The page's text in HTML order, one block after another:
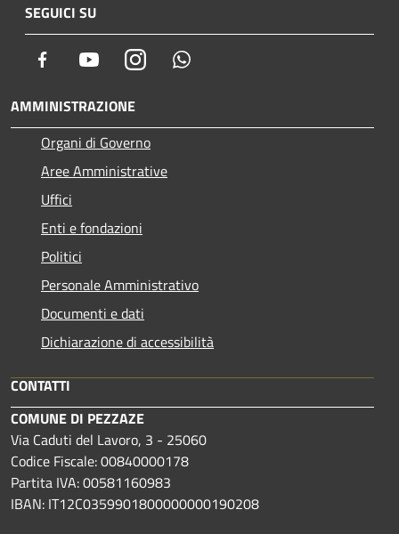
SEGUICI SU
Facebook YoutubeInstagram
AMMINISTRAZIONE
Organi di Governo
Aree Amministrative
Uffici
Enti e fondazioni
Politici
Personale Amministrativo
Documenti e dati
Dichiarazione di accessibilità
CONTATTI
COMUNE DI PEZZAZE
Via Caduti del Lavoro, 3 - 25060
Codice Fiscale: 00840000178
Partita IVA: 00581160983
IBAN: IT12C0359901800000000190208